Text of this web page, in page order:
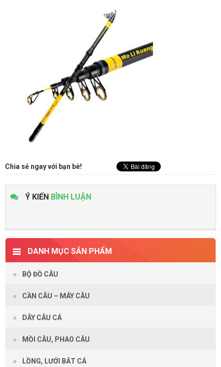
Chia sẻ ngay với bạn bè!
Ý KIẾN BÌNH LUẬN
DANH MỤC SẢN PHẨM
BỘ ĐỒ CÂU
CẦN CÂU – MÁY CÂU
DÂY CÂU CÁ
MỒI CÂU, PHAO CÂU
LỒNG, LƯỚI BẮT CÁ